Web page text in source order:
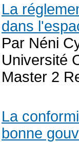
La
dans
Par Néni
Université
Master 2
La
bonne